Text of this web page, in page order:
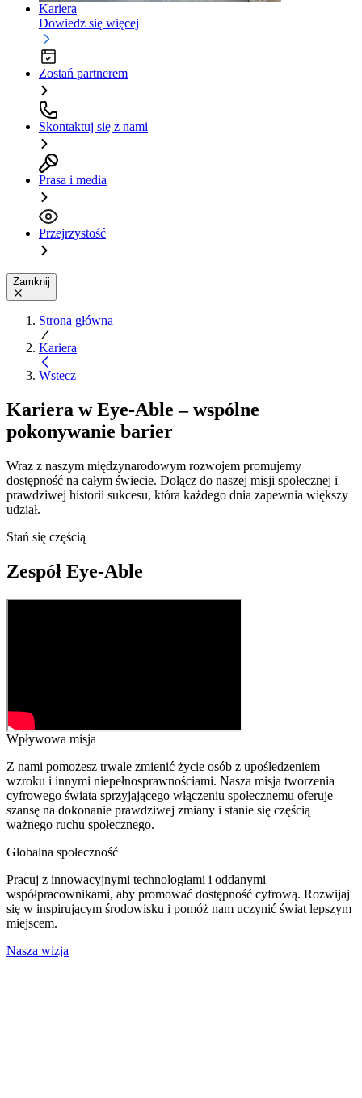
Kariera
Dowiedz się więcej
Zostań partnerem
Skontaktuj się z nami
Prasa i media
Przejrzystość
Zamknij
Strona główna
Kariera
Wstecz
Kariera w Eye-Able – wspólne
pokonywanie barier
Wraz z naszym międzynarodowym rozwojem promujemy
dostępność na całym świecie. Dołącz do naszej misji społecznej i
prawdziwej historii sukcesu, która każdego dnia zapewnia większy
udział.
Stań się częścią
Zespół Eye-Able
Wpływowa misja
Z nami pomożesz trwale zmienić życie osób z upośledzeniem
wzroku i innymi niepełnosprawnościami. Nasza misja tworzenia
cyfrowego świata sprzyjającego włączeniu społecznemu oferuje
szansę na dokonanie prawdziwej zmiany i stanie się częścią
ważnego ruchu społecznego.
Globalna społeczność
Pracuj z innowacyjnymi technologiami i oddanymi
współpracownikami, aby promować dostępność cyfrową. Rozwijaj
się w inspirującym środowisku i pomóż nam uczynić świat lepszym
miejscem.
Nasza wizja